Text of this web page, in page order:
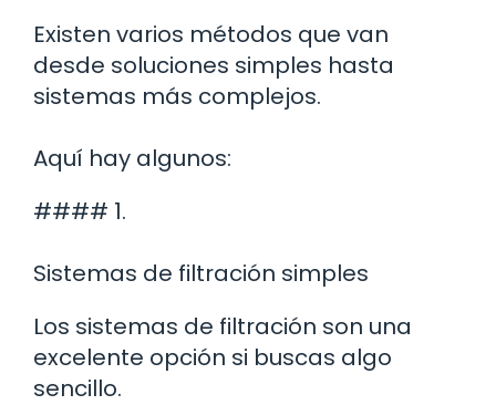
Existen varios métodos que van
desde soluciones simples hasta
sistemas más complejos.
Aquí hay algunos:
#### 1.
Sistemas de filtración simples
Los sistemas de filtración son una
excelente opción si buscas algo
sencillo.